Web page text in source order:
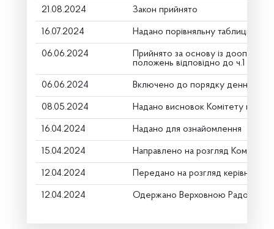
21.08.2024 Закон прийнято
16.07.2024 Надано порівняльну таблицю
06.06.2024
Прийнято за основу із
положень відповідно до ч.1 ст.116
06.06.2024 Включено до порядку денного
08.05.2024 Надано висновок Комітету про
16.04.2024 Надано для ознайомлення
15.04.2024 Направлено на розгляд Комітету
12.04.2024 Передано на розгляд керівництву
12.04.2024 Одержано Верховною Радою